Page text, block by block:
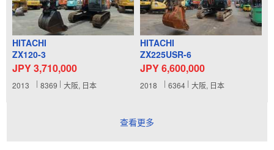
HITACHI
ZX120-3
JPY 3,710,000
2013 8369 大阪, 日本
HITACHI
ZX225USR-6
JPY 6,600,000
2018 6364 大阪, 日本
查看更多